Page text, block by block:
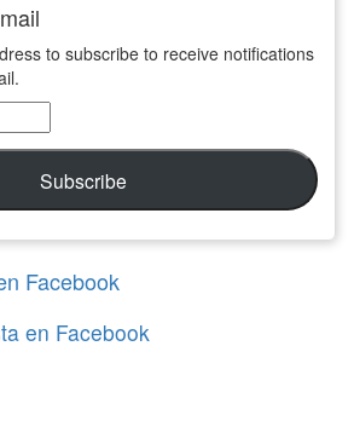
to subscribe to receive notifications
Subscribe
Facebook
en Facebook